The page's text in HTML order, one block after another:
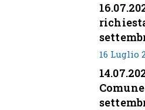
16 Luglio